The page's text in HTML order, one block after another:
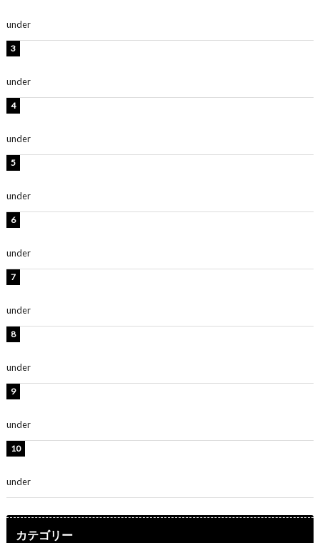
under
under
under
under
under
under
under
under
under
カテゴリー